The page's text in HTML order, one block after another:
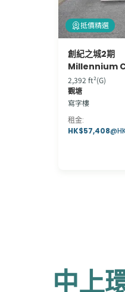
抵價精選
創紀之城2期
Millennium
2,392 ft²(G)
觀塘
寫字樓
租金:
HK$57,408@
中上